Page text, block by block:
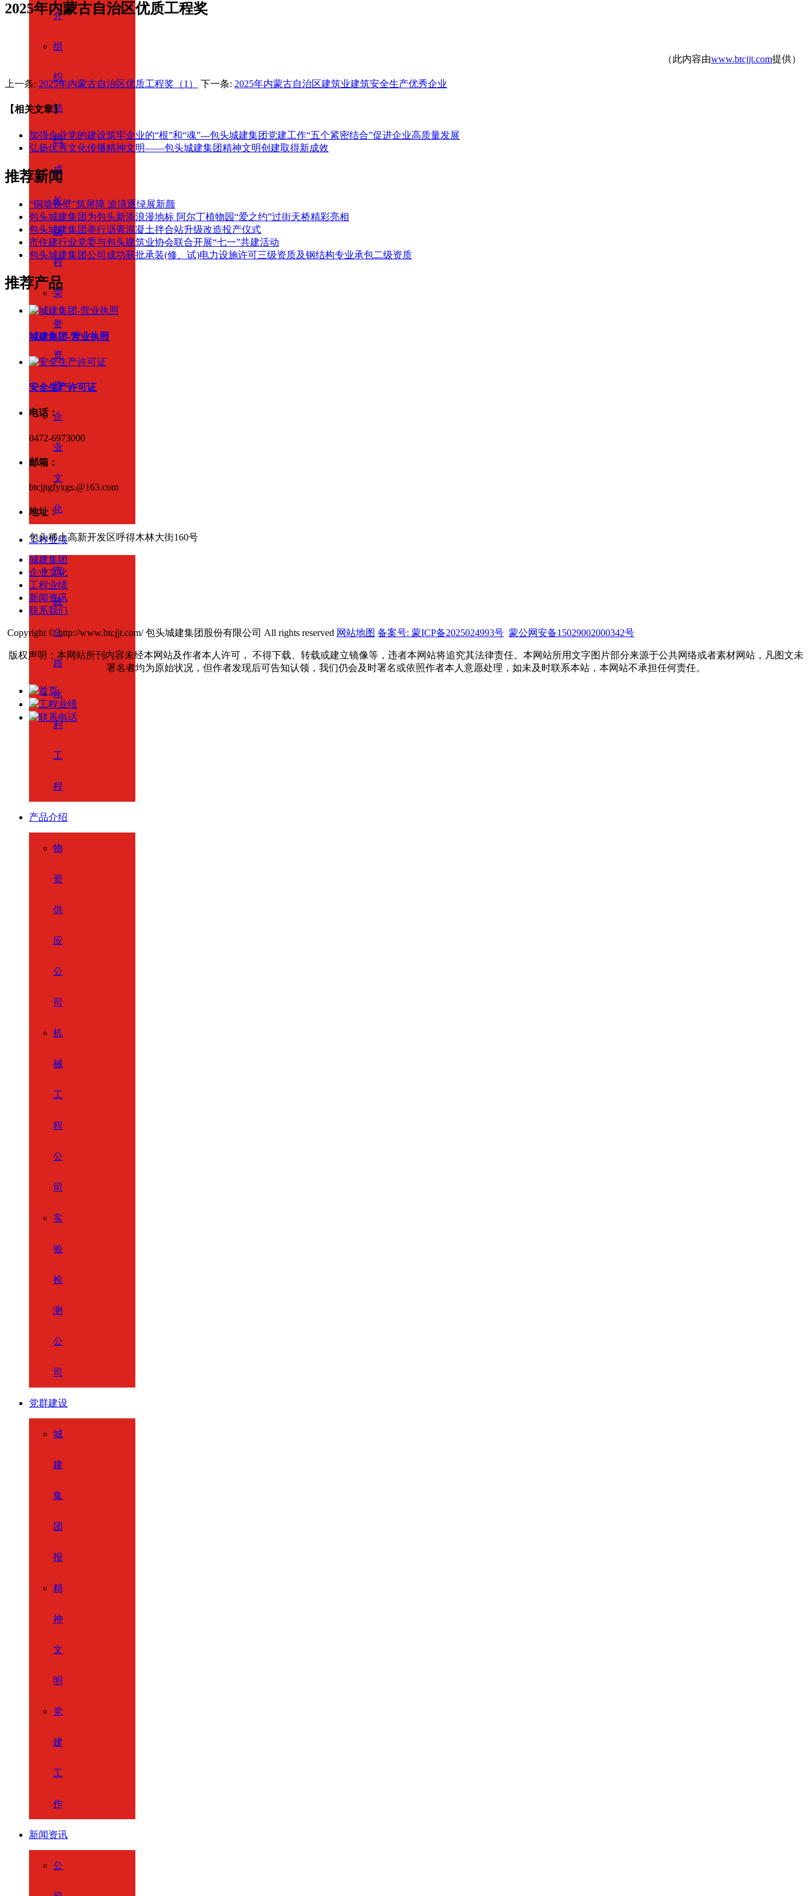
介
组
织
结
构
成
长
历
程
荣
誉
资
质
企
业
文
化
工程业绩
市
政
公
路
水
利
工
程
产品介绍
物
资
供
应
公
司
机
械
工
程
公
司
实
验
检
测
公
司
党群建设
城
建
集
团
报
精
神
文
明
党
建
工
作
新闻资讯
公
2025年内蒙古自治区优质工程奖
（此内容由www.btcjjt.com提供）
上一条: 2025年内蒙古自治区优质工程奖（1） 下一条: 2025年内蒙古自治区建筑业建筑安全生产优秀企业
【相关文章】
加强企业党的建设筑牢企业的“根”和“魂”---包头城建集团党建工作“五个紧密结合”促进企业高质量发展
弘扬优秀文化传播精神文明——包头城建集团精神文明创建取得新成效
推荐新闻
“铜墙铁壁”筑屏障 追清逐绿展新颜
包头城建集团为包头新添浪漫地标 阿尔丁植物园“爱之约”过街天桥精彩亮相
包头城建集团举行沥青混凝土拌合站升级改造投产仪式
市住建行业党委与包头建筑业协会联合开展“七一”共建活动
包头城建集团公司成功获批承装(修、试)电力设施许可三级资质及钢结构专业承包二级资质
推荐产品
城建集团-营业执照
安全生产许可证
电话：
0472-6973000
邮箱：
btcjjtgfyxgs.@163.com
地址：
包头稀土高新开发区呼得木林大街160号
城建集团
企业文化
工程业绩
新闻资讯
联系我们
Copyright © http://www.btcjjt.com/ 包头城建集团股份有限公司 All rights reserved 网站地图 备案号: 蒙ICP备2025024993号 蒙公网安备15029002000342号
版权声明：本网站所刊内容未经本网站及作者本人许可， 不得下载、转载或建立镜像等，违者本网站将追究其法律责任。本网站所用文字图片部分来源于公共网络或者素材网站，凡图文未
署名者均为原始状况，但作者发现后可告知认领，我们仍会及时署名或依照作者本人意愿处理，如未及时联系本站，本网站不承担任何责任。
首页
工程业绩
联系电话